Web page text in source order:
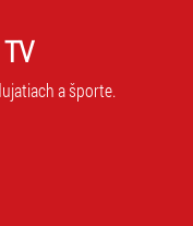
a športe.